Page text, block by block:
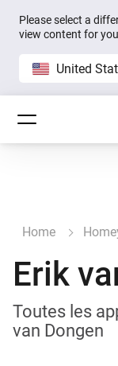
Please select a
view content for
United
Home
Erik
Toutes les
van Dongen